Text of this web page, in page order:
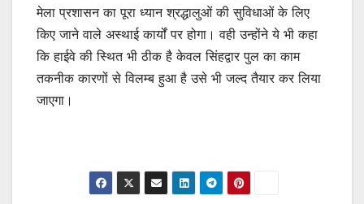
मेला प्रशासन का पूरा ध्यान श्रद्धालुओं की सुविधाओं के लिए
किए जाने वाले अस्थाई कार्यों पर होगा। वही उन्होंने ये भी कहा
कि हाईवे की स्थित भी ठीक है केवल सिंहद्वार पुल का काम
तकनीक कारणों से विलम्ब हुआ है उसे भी जल्द तैयार कर लिया
जाएगा।